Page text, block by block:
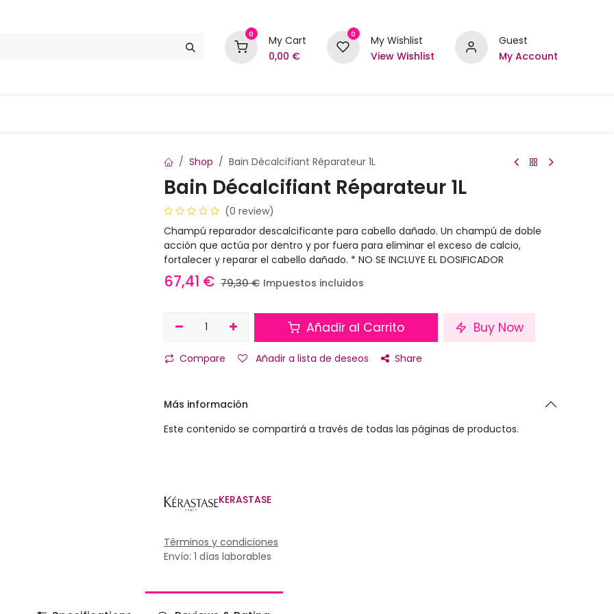
0
My Cart
0,00 €
0
My Wishlist
View Wishlist
Guest
My Account
Shop Bain Décalcifiant Réparateur 1L
Bain Décalcifiant Réparateur 1L
(0 review)
Champú reparador descalcificante para cabello dañado. Un champú de doble
acción que actúa por dentro y por fuera para eliminar el exceso de calcio,
fortalecer y reparar el cabello dañado. * NO SE INCLUYE EL DOSIFICADOR
67,41 € 79,30€ Impuestos incluidos
Añadir al Carrito Buy Now
Compare Añadir a lista de deseos Share
Más información
Este contenido se compartirá a través de todas las páginas de productos.
KERASTASE
Términos y condiciones
Envío: 1 días laborables